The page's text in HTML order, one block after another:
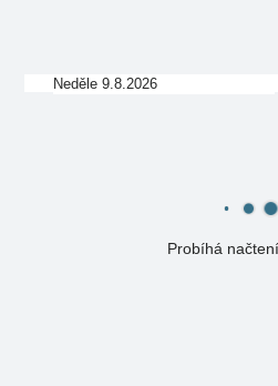
Probíhá
Neděle 9.8.2026